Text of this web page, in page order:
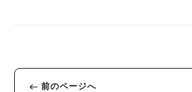
前のページへ